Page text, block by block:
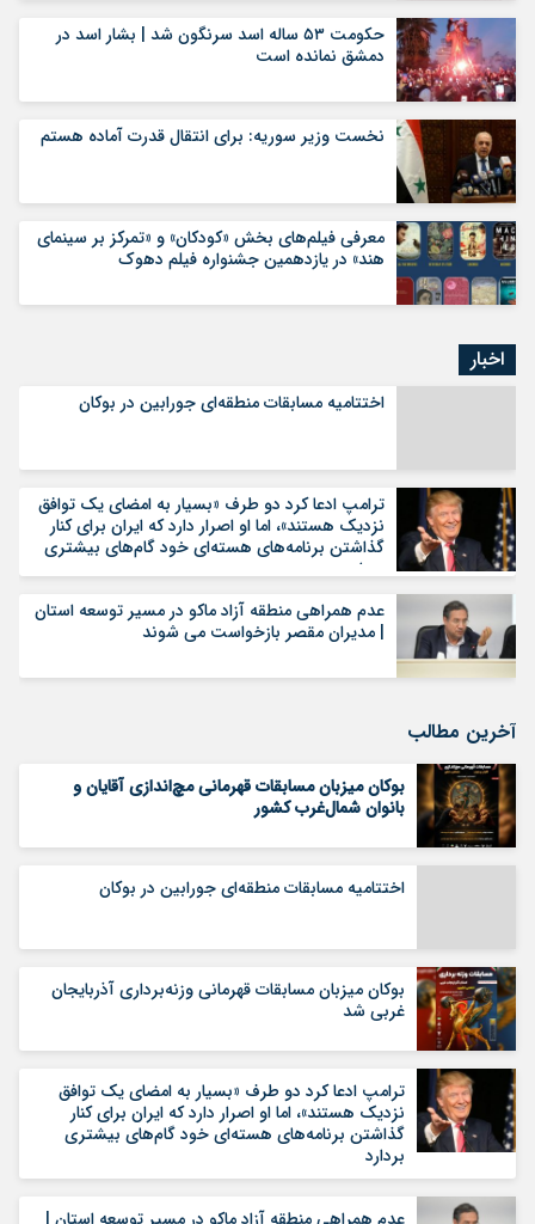
حکومت ۵۳ ساله اسد سرنگون شد | بشار اسد در
دمشق نمانده ‌است
نخست وزیر سوریه: برای انتقال قدرت آماده هستم
معرفی فیلم‌های بخش «کودکان» و «تمرکز بر سینمای
هند» در یازدهمین جشنواره فیلم دهوک
اخبار
اختتامیه مسابقات منطقه‌ای جورابین در بوکان
ترامپ ادعا کرد دو طرف «بسیار به امضای یک توافق
نزدیک هستند»، اما او اصرار دارد که ایران برای کنار
گذاشتن برنامه‌های هسته‌ای خود گام‌های بیشتری
بردارد
عدم همراهی منطقه آزاد ماکو در مسیر توسعه استان
| مدیران مقصر بازخواست می شوند
آخرین مطالب
بوکان میزبان مسابقات قهرمانی مچ‌اندازی آقایان و
بانوان شمال‌غرب کشور
اختتامیه مسابقات منطقه‌ای جورابین در بوکان
بوکان میزبان مسابقات قهرمانی وزنه‌برداری آذربایجان
غربی شد
ترامپ ادعا کرد دو طرف «بسیار به امضای یک توافق
نزدیک هستند»، اما او اصرار دارد که ایران برای کنار
گذاشتن برنامه‌های هسته‌ای خود گام‌های بیشتری
بردارد